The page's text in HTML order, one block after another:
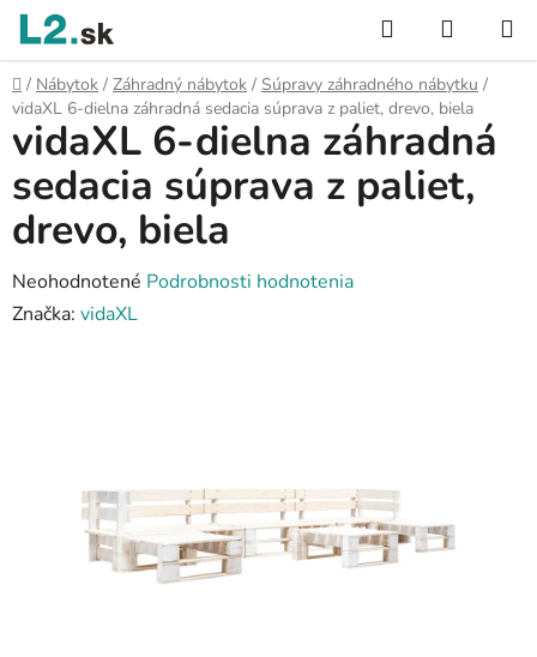
Prejsť
obsah
Hľadať
KOŠÍK
Domov
/ Nábytok / Záhradný nábytok / Súpravy záhradného nábytku /
vidaXL 6-dielna záhradná sedacia súprava z paliet, drevo, biela
vidaXL 6-dielna záhradná
sedacia súprava z paliet,
drevo, biela
Priemerné
hodnotenie
hviezdičiek.
Neohodnotené Podrobnosti hodnotenia
Značka: vidaXL